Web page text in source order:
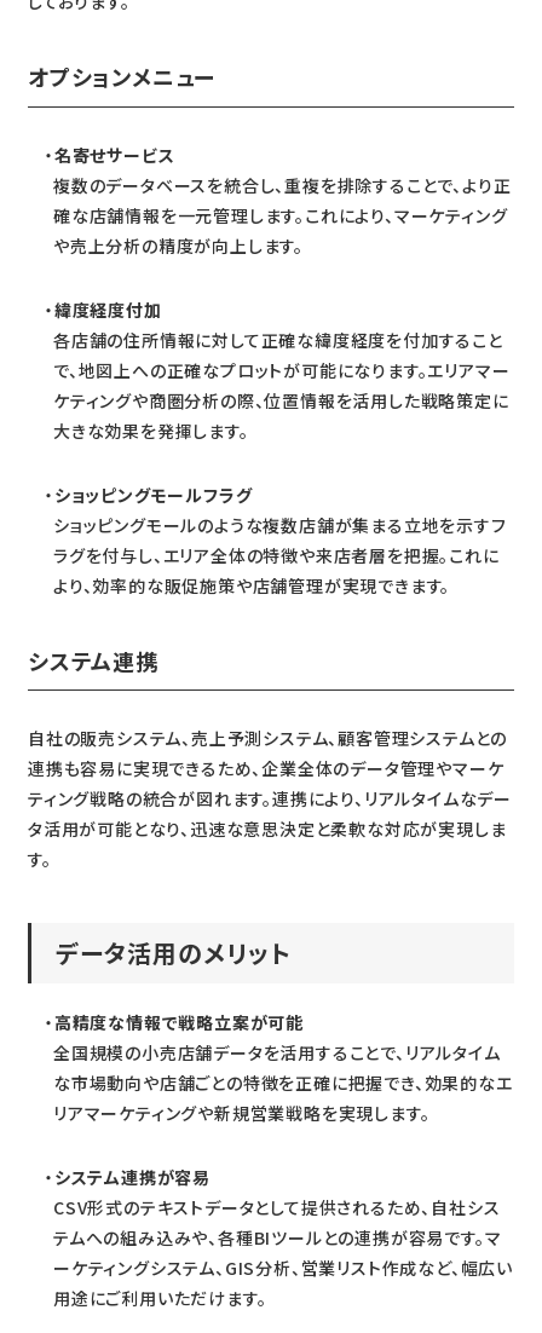
オプションメニュー
名寄せサービス
複数のデータベースを統合し、重複を排除することで、より正
確な店舗情報を一元管理します。これにより、マーケティング
や売上分析の精度が向上します。
緯度経度付加
各店舗の住所情報に対して正確な緯度経度を付加すること
で、地図上への正確なプロットが可能になります。エリアマー
ケティングや商圏分析の際、位置情報を活用した戦略策定に
大きな効果を発揮します。
ショッピングモールフラグ
ショッピングモールのような複数店舗が集まる立地を示すフ
ラグを付与し、エリア全体の特徴や来店者層を把握。これに
より、効率的な販促施策や店舗管理が実現できます。
システム連携
自社の販売システム、売上予測システム、顧客管理システムとの
連携も容易に実現できるため、企業全体のデータ管理やマーケ
ティング戦略の統合が図れます。連携により、リアルタイムなデー
タ活用が可能となり、迅速な意思決定と柔軟な対応が実現しま
す。
データ活用のメリット
高精度な情報で戦略立案が可能
全国規模の小売店舗データを活用することで、リアルタイム
な市場動向や店舗ごとの特徴を正確に把握でき、効果的なエ
リアマーケティングや新規営業戦略を実現します。
システム連携が容易
CSV形式のテキストデータとして提供されるため、自社シス
テムへの組み込みや、各種BIツールとの連携が容易です。マ
ーケティングシステム、GIS分析、営業リスト作成など、幅広い
用途にご利用いただけます。